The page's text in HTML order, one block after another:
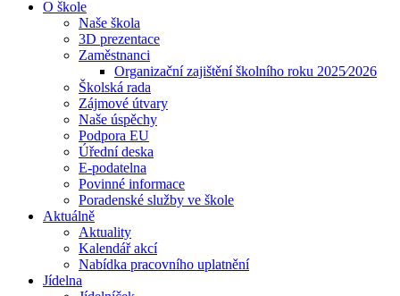
O škole
Naše škola
3D prezentace
Zaměstnanci
Organizační zajištění školního roku 2025⁄2026
Školská rada
Zájmové útvary
Naše úspěchy
Podpora EU
Úřední deska
E-podatelna
Povinné informace
Poradenské služby ve škole
Aktuálně
Aktuality
Kalendář akcí
Nabídka pracovního uplatnění
Jídelna